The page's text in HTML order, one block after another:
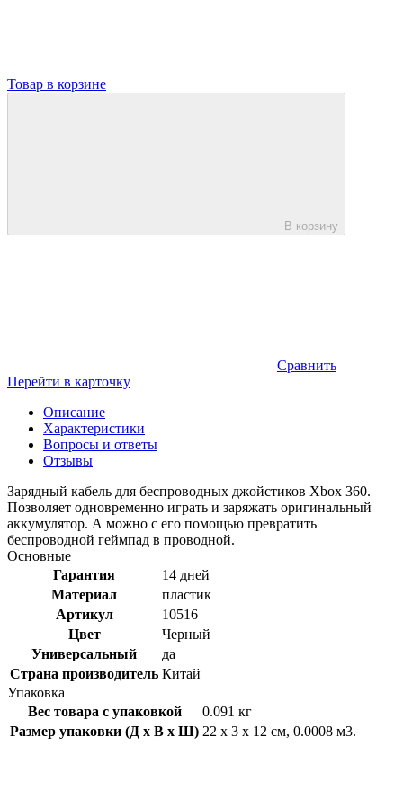
Товар в корзине
В корзину
Сравнить
Перейти в карточку
Описание
Характеристики
Вопросы и ответы
Отзывы
Зарядный кабель для беспроводных джойстиков Xbox 360.
Позволяет одновременно играть и заряжать оригинальный
аккумулятор. А можно с его помощью превратить
беспроводной геймпад в проводной.
Основные
Гарантия
14 дней
Материал
пластик
Артикул
10516
Цвет
Черный
Универсальный
да
Страна производитель Китай
Упаковка
Вес товара с упаковкой
0.091 кг
Размер упаковки (Д x В x Ш) 22 x 3 x 12 см, 0.0008 м3.